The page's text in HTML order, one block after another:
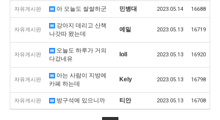
자유게시판 아 오늘도 쌀쌀하군 민병대 2023.05.14 16688
자유게시판
강아지 데리고 산책
나갓따 왔는데
에밀 2023.05.13 16719
자유게시판
오늘도 하루가 거의
다갔네유
Ioll 2023.05.13 16920
자유게시판
아는 사람이 지방에
카페 하는데
Kely 2023.05.13 16798
자유게시판 방구석에 있으니까 티안 2023.05.13 16708